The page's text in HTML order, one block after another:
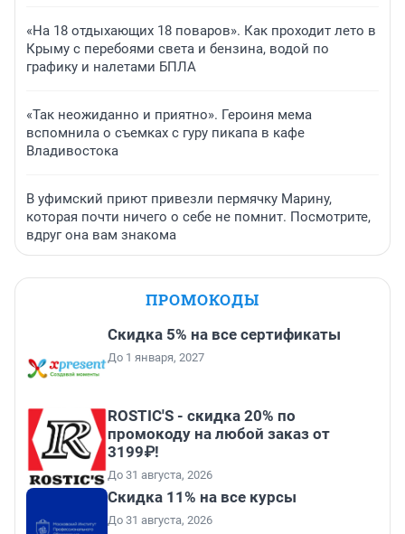
«На 18 отдыхающих 18 поваров». Как проходит лето в
Крыму с перебоями света и бензина, водой по
графику и налетами БПЛА
«Так неожиданно и приятно». Героиня мема
вспомнила о съемках с гуру пикапа в кафе
Владивостока
В уфимский приют привезли пермячку Марину,
которая почти ничего о себе не помнит. Посмотрите,
вдруг она вам знакома
ПРОМОКОДЫ
Скидка 5% на все сертификаты
До 1 января, 2027
ROSTIC'S - скидка 20% по
промокоду на любой заказ от
3199₽!
До 31 августа, 2026
Скидка 11% на все курсы
До 31 августа, 2026